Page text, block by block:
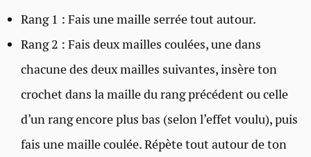
Rang 1 : Fais une maille serrée tout autour.
Rang 2 : Fais deux mailles coulées, une dans
chacune des deux mailles suivantes, insère ton
crochet dans la maille du rang précédent ou celle
d’un rang encore plus bas (selon l’effet voulu), puis
fais une maille coulée. Répète tout autour de ton